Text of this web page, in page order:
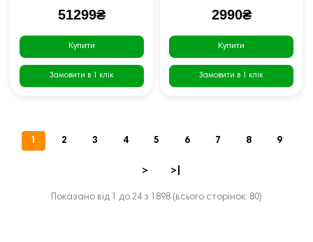
51299₴
Купити
Замовити в 1 клік
2990₴
Купити
Замовити в 1 клік
1 2 3 4 5 6 7 8 9
> >|
Показано від 1 до 24 з 1898 (всього сторінок: 80)